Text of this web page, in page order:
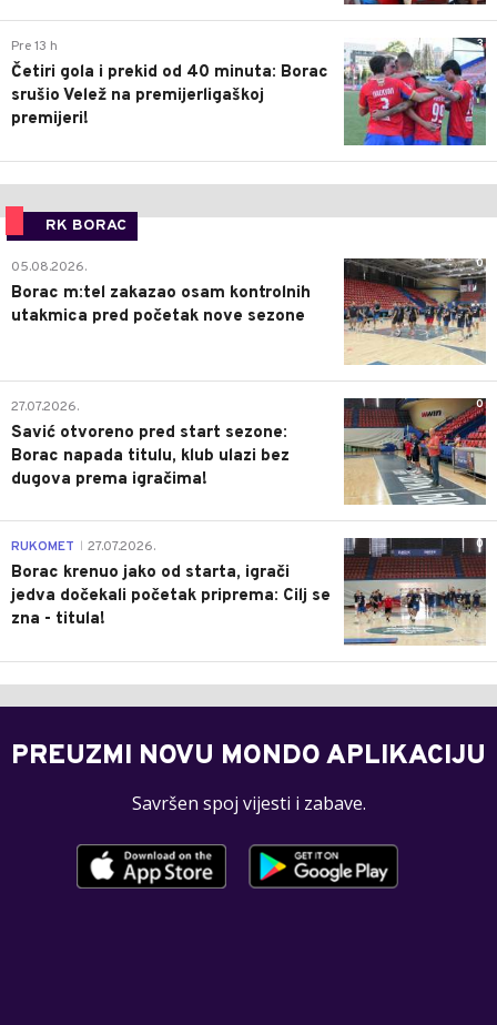
3
Pre 13 h
Četiri gola i prekid od 40 minuta: Borac
srušio Velež na premijerligaškoj
premijeri!
RK BORAC
0
05.08.2026.
Borac m:tel zakazao osam kontrolnih
utakmica pred početak nove sezone
0
27.07.2026.
Savić otvoreno pred start sezone:
Borac napada titulu, klub ulazi bez
dugova prema igračima!
0
RUKOMET 27.07.2026.
Borac krenuo jako od starta, igrači
jedva dočekali početak priprema: Cilj se
zna - titula!
PREUZMI NOVU MONDO APLIKACIJU
Savršen spoj vijesti i zabave.